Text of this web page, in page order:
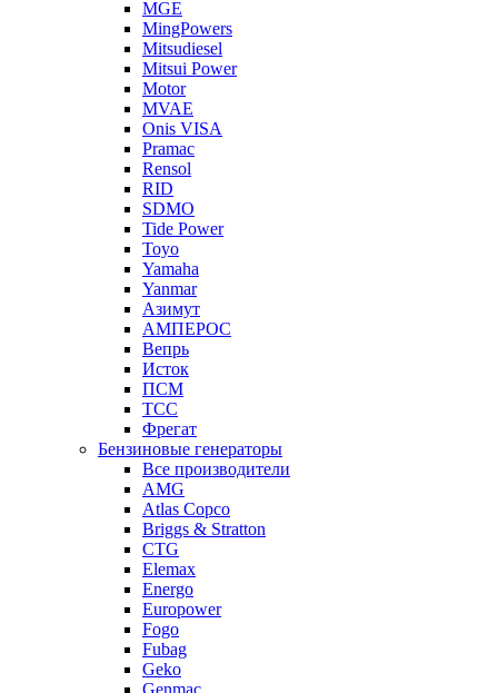
MGE
MingPowers
Mitsudiesel
Mitsui Power
Motor
MVAE
Onis VISA
Pramac
Rensol
RID
SDMO
Tide Power
Toyo
Yamaha
Yanmar
Азимут
АМПЕРОС
Вепрь
Исток
ПСМ
ТСС
Фрегат
Бензиновые генераторы
Все производители
AMG
Atlas Copco
Briggs & Stratton
CTG
Elemax
Energo
Europower
Fogo
Fubag
Geko
Genmac